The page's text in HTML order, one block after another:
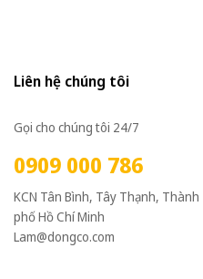
Liên hệ chúng tôi
Gọi cho chúng tôi 24/7
0909 000 786
KCN Tân Bình, Tây Thạnh, Thành
phố Hồ Chí Minh
Lam@dongco.com